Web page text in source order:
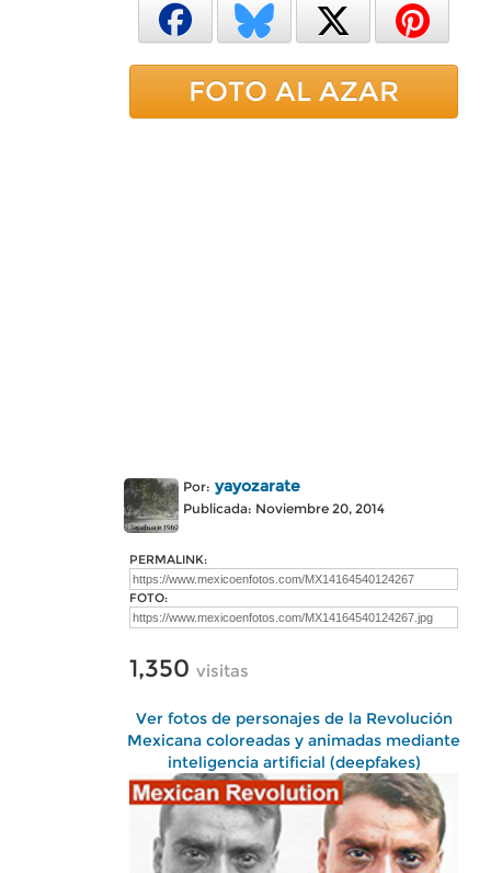
FOTO AL AZAR
Por: yayozarate
Publicada: Noviembre 20, 2014
PERMALINK:
FOTO:
1,350 visitas
Ver fotos de personajes de la Revolución
Mexicana coloreadas y animadas mediante
inteligencia artificial (deepfakes)